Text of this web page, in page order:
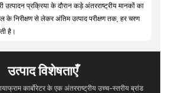
उत्पादन प्रक्रिया के दौरान कड़े अंतरराष्ट्रीय मानकों का
के निरीक्षण से लेकर अंतिम उत्पाद परीक्षण तक, हर चरण
है।
उत्पाद विशेषताएँ
कार्बोरेटर के एक अंतरराष्ट्रीय उच्च-स्तरीय ब्रांड